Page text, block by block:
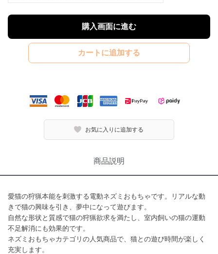
購入画面に進む
カートに追加する
お気に入りに追加する
商品説明
愛猫の狩猟本能を刺激する電動ネズミおもちゃです。リアルな動
きで猫の興味を引き、夢中になって遊びます。
自然な形状と質感で猫の狩猟欲求を満たし、室内飼いの猫の運動
不足解消にも効果的です。
ネズミおもちゃカテゴリの人気商品で、猫との遊び時間が楽しく
充実します。